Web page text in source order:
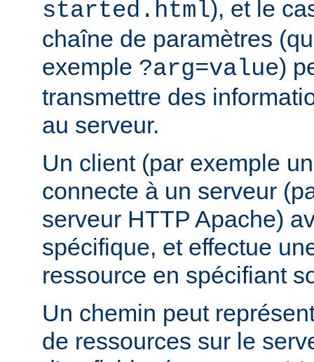
started.html), et le
chaîne de paramètres
exemple ?arg=value)
transmettre des
au serveur.
Un client (par exemple
connecte à un serveur
serveur HTTP Apache)
spécifique, et effectue
ressource en spécifiant
Un chemin peut
de ressources sur le